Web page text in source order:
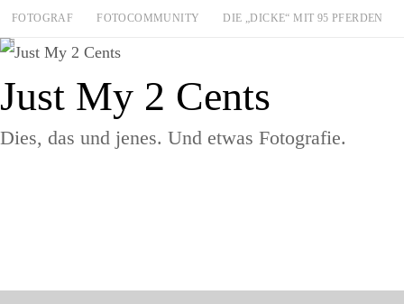
Zum
Inhalt
FOTOGRAF FOTOCOMMUNITY DIE „DICKE“ MIT 95 PFERDEN
Just My 2 Cents
Dies, das und jenes. Und etwas Fotografie.